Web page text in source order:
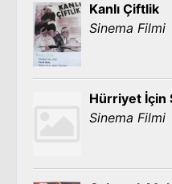
Kanlı Çiftlik
Sinema Filmi
Hürriyet İçin
Sinema Filmi